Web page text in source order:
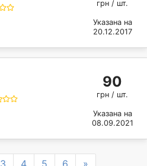
грн / шт.
Указана на
20.12.2017
90
грн / шт.
Указана на
08.09.2021